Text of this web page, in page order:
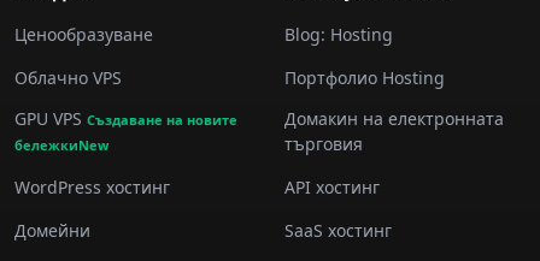
Ценообразуване
Облачно VPS
GPU VPS Създаване на новите
бележкиNew
WordPress хостинг
Домейни
Blog: Hosting
Портфолио Hosting
Домакин на електронната
търговия
API хостинг
SaaS хостинг